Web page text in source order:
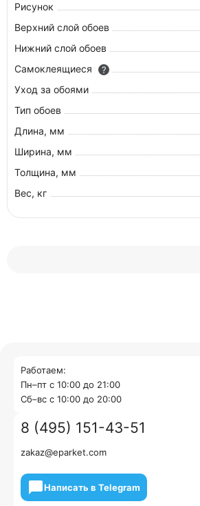
Рисунок
Верхний слой обоев
Нижний слой обоев
Самоклеящиеся
?
Уход за обоями
Тип обоев
Длина, мм
Ширина, мм
Толщина, мм
Вес, кг
Работаем:
Пн–пт с 10:00 до 21:00
Cб–вс с 10:00 до 20:00
8 (495) 151-43-51
zakaz@eparket.com
Написать в Telegram